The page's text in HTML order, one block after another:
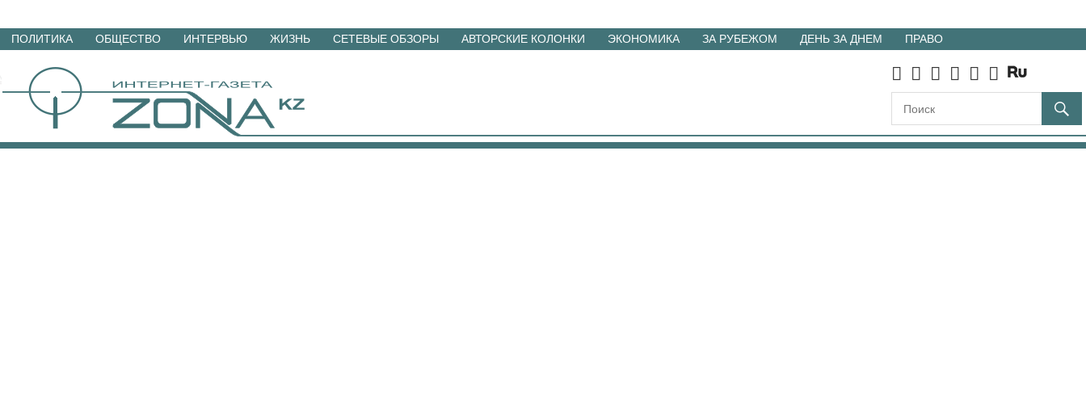
Перейти
материалам
ПОЛИТИКА ОБЩЕСТВО ИНТЕРВЬЮ ЖИЗНЬ СЕТЕВЫЕ ОБЗОРЫ АВТОРСКИЕ КОЛОНКИ ЭКОНОМИКА ЗА РУБЕЖОМ ДЕНЬ ЗА ДНЕМ ПРАВО